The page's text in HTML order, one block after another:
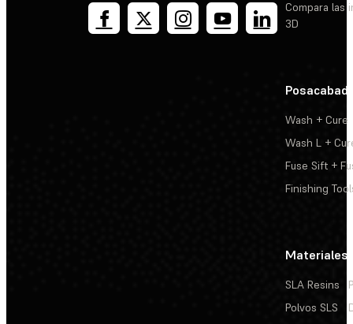
Compara las
3D
Wash + Cure
Wash L +
Fuse Sift +
Finishing
Materiales
SLA Resins
Polvos SLS